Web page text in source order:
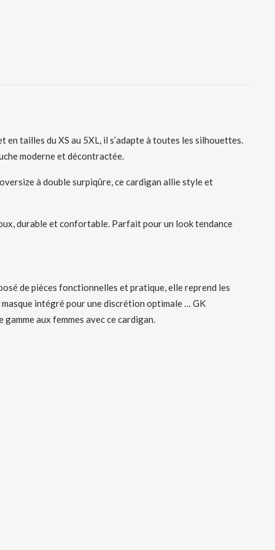
tailles du XS au 5XL, il s’adapte à toutes les silhouettes.
moderne et décontractée.
à double surpiqûre, ce cardigan allie style et
durable et confortable. Parfait pour un look tendance
de pièces fonctionnelles et pratique, elle reprend les
intégré pour une discrétion optimale … GK
aux femmes avec ce cardigan.